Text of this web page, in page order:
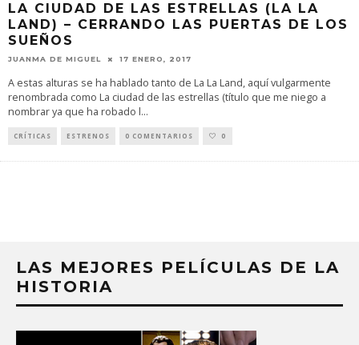
LA CIUDAD DE LAS ESTRELLAS (LA LA
LAND) – CERRANDO LAS PUERTAS DE LOS
SUEÑOS
JUANMA DE MIGUEL 17 ENERO, 2017
A estas alturas se ha hablado tanto de La La Land, aquí vulgarmente
renombrada como La ciudad de las estrellas (título que me niego a
nombrar ya que ha robado l...
CRÍTICAS ESTRENOS 0 COMENTARIOS 0
LAS MEJORES PELÍCULAS DE LA
HISTORIA